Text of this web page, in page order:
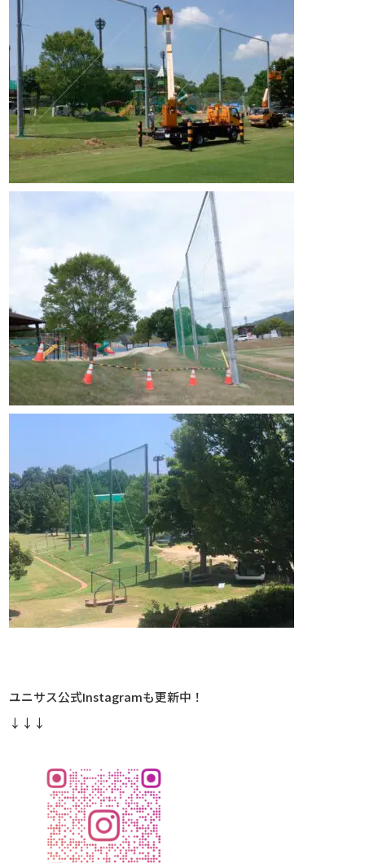
ユニサス公式Instagramも更新中！
↓↓↓